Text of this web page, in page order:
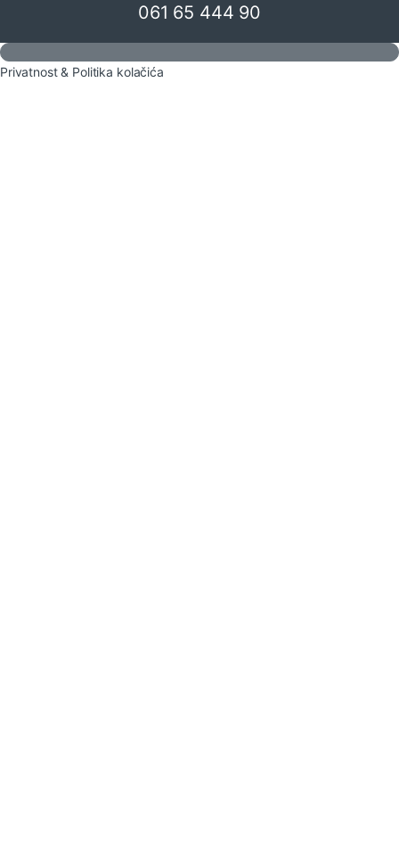
061 65 444 90
Privatnost & Politika kolačića